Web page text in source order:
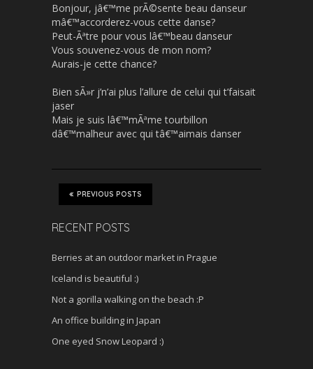
Bonjour, jâ€™me prÃ©sente beau danseur
mâ€™accorderez-vous cette danse?
Peut-Ãªtre pour vous lâ€™beau danseur
Vous souvenez-vous de mon nom?
Aurais-je cette chance?
Bien sÃ»r j’n’ai plus l’allure de celui qui t’faisait
jaser
Mais je suis lâ€™mÃªme tourbillon
dâ€™malheur avec qui tâ€™aimais danser
PREVIOUS POSTS
RECENT POSTS
Berries at an outdoor market in Prague
Iceland is beautiful :)
Not a gorilla walking on the beach :P
An office building in Japan
One eyed Snow Leopard :)